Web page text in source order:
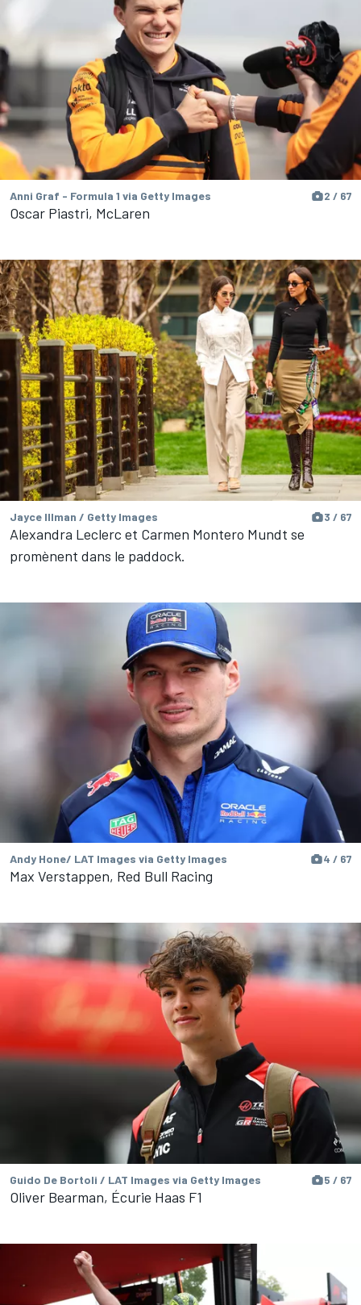
Anni Graf - Formula 1 via Getty Images 2 / 67
Oscar Piastri, McLaren
Jayce Illman / Getty Images 3 / 67
Alexandra Leclerc et Carmen Montero Mundt se
promènent dans le paddock.
Andy Hone/ LAT Images via Getty Images 4 / 67
Max Verstappen, Red Bull Racing
Guido De Bortoli / LAT Images via Getty Images 5 / 67
Oliver Bearman, Écurie Haas F1